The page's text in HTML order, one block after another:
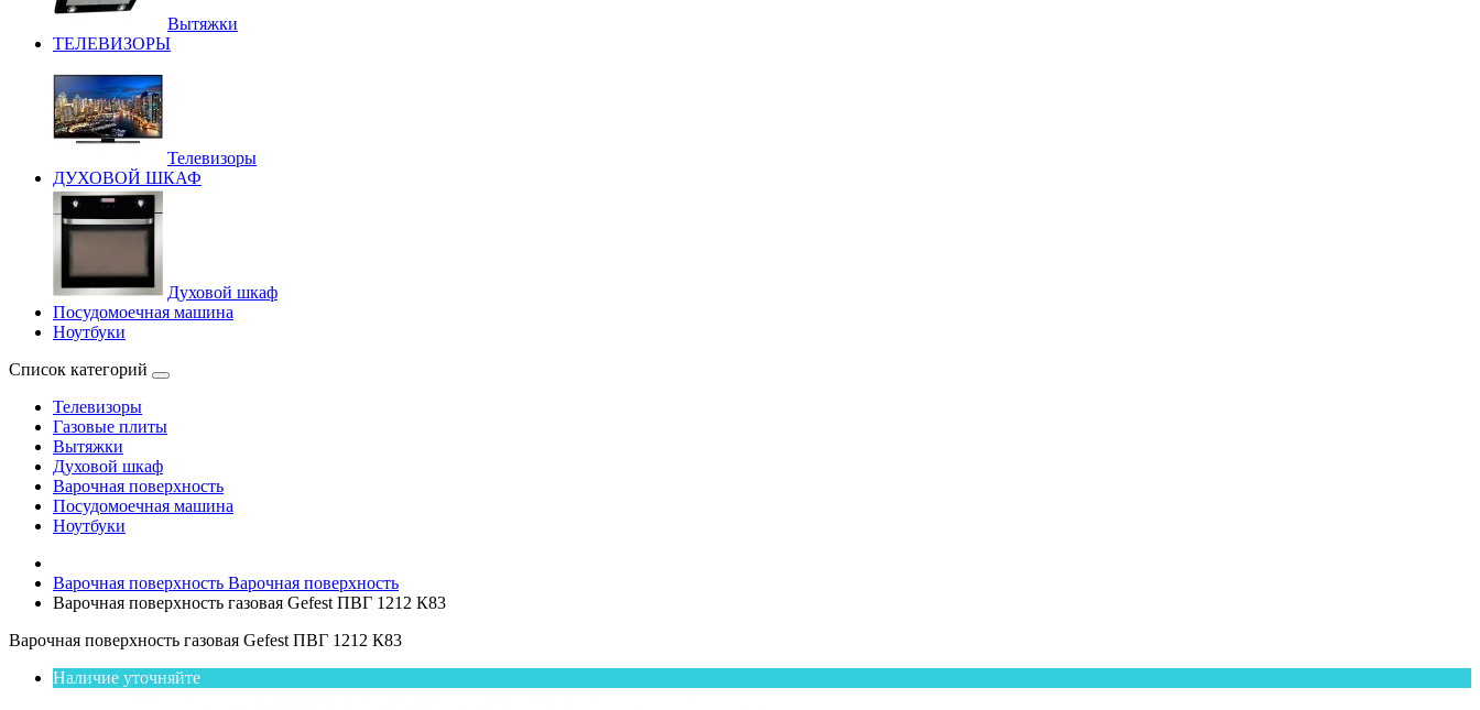
Вытяжки
ТЕЛЕВИЗОРЫ
Телевизоры
ДУХОВОЙ ШКАФ
Духовой шкаф
Посудомоечная машина
Ноутбуки
Список категорий
Телевизоры
Газовые плиты
Вытяжки
Духовой шкаф
Варочная поверхность
Посудомоечная машина
Ноутбуки
Варочная поверхность Варочная поверхность
Варочная поверхность газовая Gefest ПВГ 1212 К83
Варочная поверхность газовая Gefest ПВГ 1212 К83
Наличие уточняйте